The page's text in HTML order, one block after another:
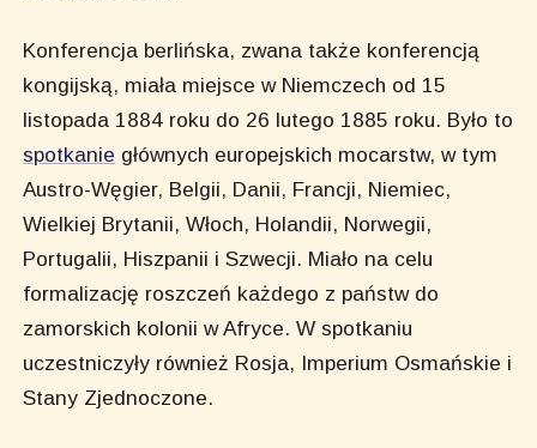
Konferencja berlińska, zwana także konferencją
kongijską, miała miejsce w Niemczech od 15
listopada 1884 roku do 26 lutego 1885 roku. Było to
spotkanie głównych europejskich mocarstw, w tym
Austro-Węgier, Belgii, Danii, Francji, Niemiec,
Wielkiej Brytanii, Włoch, Holandii, Norwegii,
Portugalii, Hiszpanii i Szwecji. Miało na celu
formalizację roszczeń każdego z państw do
zamorskich kolonii w Afryce. W spotkaniu
uczestniczyły również Rosja, Imperium Osmańskie i
Stany Zjednoczone.